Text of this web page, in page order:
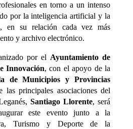
en torno a un intenso
por la inteligencia artificial y la
en su relación cada vez más
y archivo electrónico.
por elAyuntamiento de
Innovación, con el apoyo de la
de Municipios y Provincias
las principales asociaciones del
Santiago Llorente, será
este evento junto a la
Turismo y Deporte de la